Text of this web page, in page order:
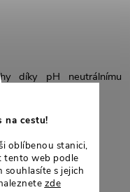
na cestu!
oblíbenou stanici,
tento web podle
souhlasíte s jejich
zde
díky pH neutrálnímu